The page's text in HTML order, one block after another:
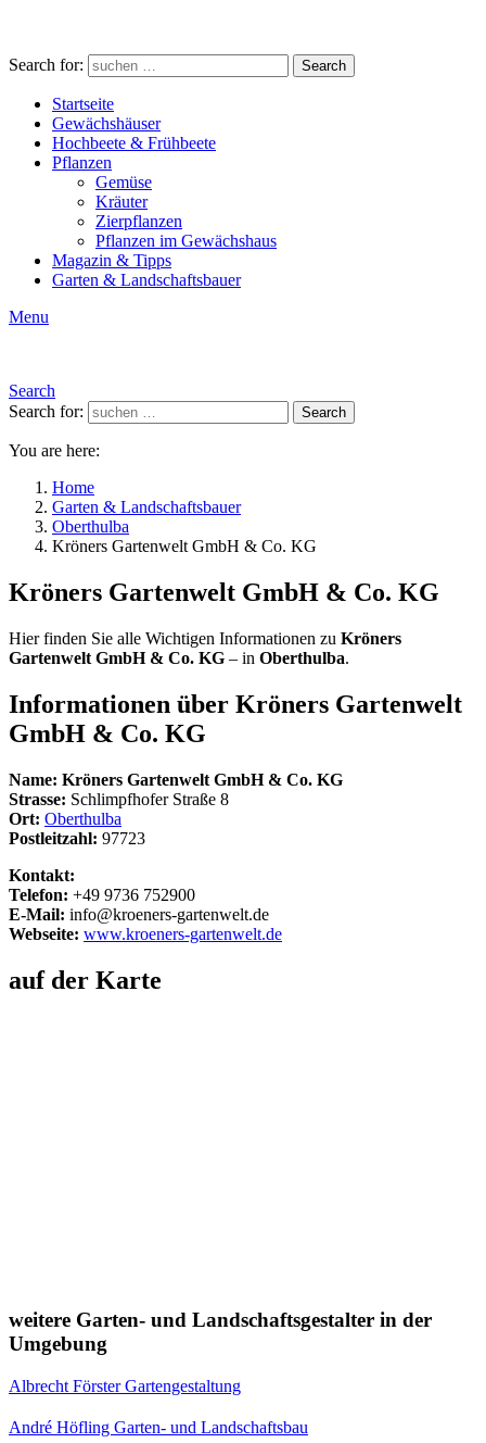
Search for: Search
Startseite
Gewächshäuser
Hochbeete & Frühbeete
Pflanzen
Gemüse
Kräuter
Zierpflanzen
Pflanzen im Gewächshaus
Magazin & Tipps
Garten & Landschaftsbauer
Menu
Search
Search for:
Search
You are here:
Home
Garten & Landschaftsbauer
Oberthulba
Kröners Gartenwelt GmbH & Co. KG
Kröners Gartenwelt GmbH & Co. KG
Hier finden Sie alle Wichtigen Informationen zu Kröners
Gartenwelt GmbH & Co. KG – in Oberthulba.
Informationen über Kröners Gartenwelt
GmbH & Co. KG
Name: Kröners Gartenwelt GmbH & Co. KG
Strasse: Schlimpfhofer Straße 8
Ort: Oberthulba
Postleitzahl: 97723
Kontakt:
Telefon: +49 9736 752900
E-Mail: info@kroeners-gartenwelt.de
Webseite: www.kroeners-gartenwelt.de
auf der Karte
weitere Garten- und Landschaftsgestalter in der
Umgebung
Albrecht Förster Gartengestaltung
André Höfling Garten- und Landschaftsbau